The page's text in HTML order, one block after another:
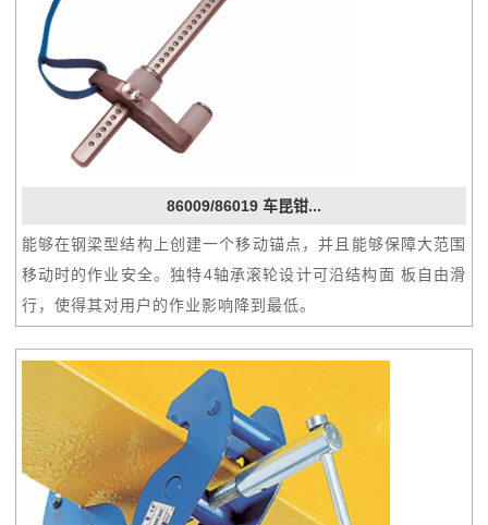
86009/86019 车昆钳...
能够在钢梁型结构上创建一个移动锚点，并且能够保障大范围
移动时的作业安全。独特4轴承滚轮设计可沿结构面 板自由滑
行，使得其对用户的作业影响降到最低。